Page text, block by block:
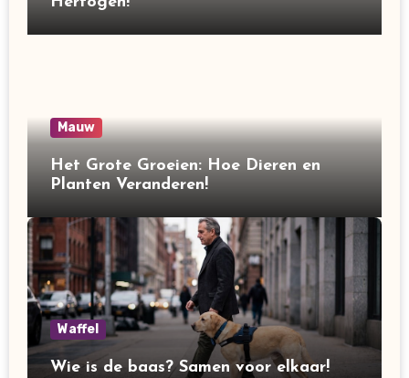
Mauw
Het Grote Groeien: Hoe Dieren en
Planten Veranderen!
Waffel
Wie is de baas? Samen voor elkaar!